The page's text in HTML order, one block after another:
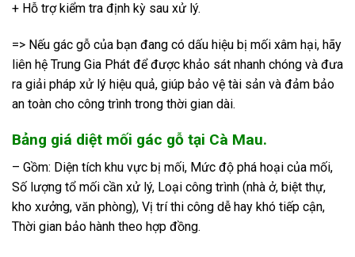
+ Hỗ trợ kiểm tra định kỳ sau xử lý.
=> Nếu gác gỗ của bạn đang có dấu hiệu bị mối xâm hại, hãy
liên hệ Trung Gia Phát để được khảo sát nhanh chóng và đưa
ra giải pháp xử lý hiệu quả, giúp bảo vệ tài sản và đảm bảo
an toàn cho công trình trong thời gian dài.
Bảng giá diệt mối gác gỗ tại Cà Mau.
– Gồm: Diện tích khu vực bị mối, Mức độ phá hoại của mối,
Số lượng tổ mối cần xử lý, Loại công trình (nhà ở, biệt thự,
kho xưởng, văn phòng), Vị trí thi công dễ hay khó tiếp cận,
Thời gian bảo hành theo hợp đồng.